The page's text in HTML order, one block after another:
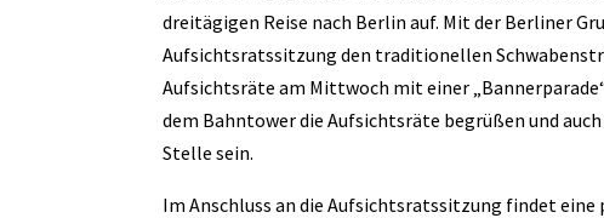
dreitägigen Reise nach Berlin auf. Mit der Berliner
Aufsichtsratssitzung den traditionellen
Aufsichtsräte am Mittwoch mit einer
dem Bahntower die Aufsichtsräte begrüßen und
Stelle sein.
Im Anschluss an die Aufsichtsratssitzung findet